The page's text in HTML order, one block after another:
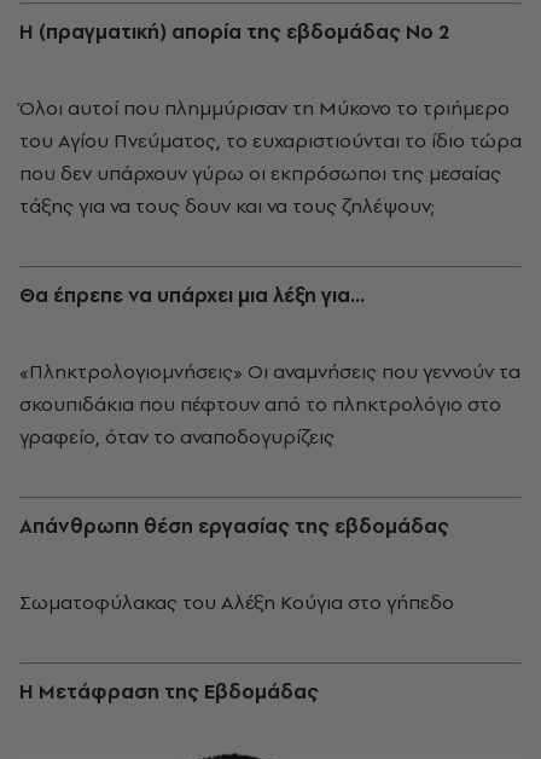
Η (πραγματική) απορία της εβδομάδας Νο 2
Όλοι αυτοί που πλημμύρισαν τη Μύκονο το τριήμερο
του Αγίου Πνεύματος, το ευχαριστιούνται το ίδιο τώρα
που δεν υπάρχουν γύρω οι εκπρόσωποι της μεσαίας
τάξης για να τους δουν και να τους ζηλέψουν;
Θα έπρεπε να υπάρχει μια λέξη για...
«Πληκτρολογιομνήσεις» Οι αναμνήσεις που γεννούν τα
σκουπιδάκια που πέφτουν από το πληκτρολόγιο στο
γραφείο, όταν το αναποδογυρίζεις
Απάνθρωπη θέση εργασίας της εβδομάδας
Σωματοφύλακας του Αλέξη Κούγια στο γήπεδο
H Μετάφραση της Εβδομάδας